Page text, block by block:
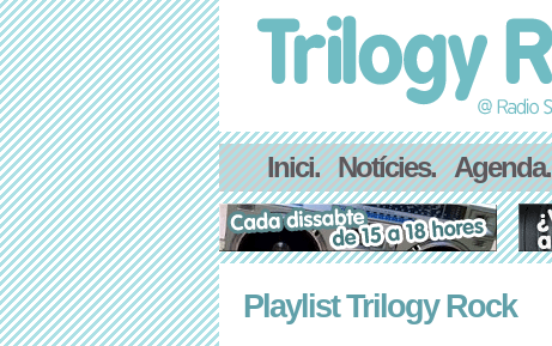
Inici. Notícies. Agenda.
Playlist Trilogy Rock